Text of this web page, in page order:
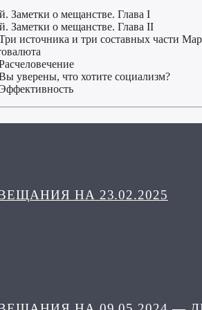
Заметки о мещанстве. Глава I
Заметки о мещанстве. Глава II
источника и три составных части
уверены, что хотите социализм?
НА 23.02.2025